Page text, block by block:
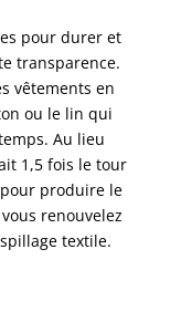
pour durer et
transparence.
vêtements en
ou le lin qui
Au lieu
1,5 fois le tour
produire le
renouvelez
textile.